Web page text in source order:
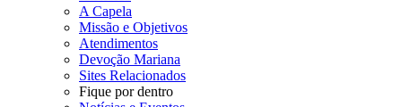
A Capela
Missão e Objetivos
Atendimentos
Devoção Mariana
Sites Relacionados
Fique por dentro